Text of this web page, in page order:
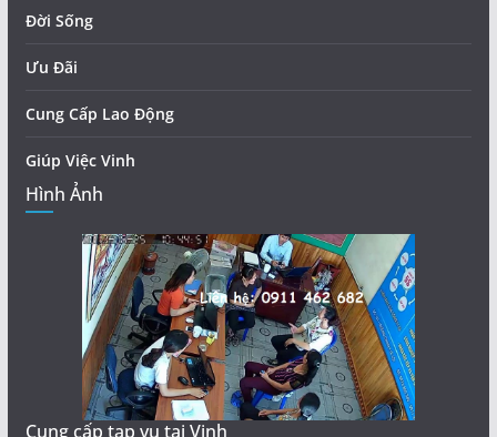
Đời Sống
Ưu Đãi
Cung Cấp Lao Động
Giúp Việc Vinh
Hình Ảnh
Cung cấp tạp vụ tại Vinh